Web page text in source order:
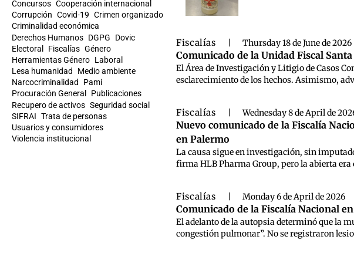
Concursos Cooperación internacional
Corrupción Covid-19 Crimen organizado
Criminalidad económica
Derechos Humanos DGPG
Dovic
Electoral
Fiscalías Género
Herramientas Género Laboral
Lesa humanidad
Medio ambiente
Narcocriminalidad
Pami
Procuración General
Publicaciones
Recupero de activos Seguridad social
SIFRAI Trata de personas
Usuarios y consumidores
Violencia institucional
Fiscalías Thursday 18 de June de 2026
Comunicado de la Unidad Fiscal
El Área de Investigación y Litigio de Casos
esclarecimiento de los hechos. Asimismo,
Fiscalías Wednesday 8 de April de
Nuevo comunicado de la Fiscalía
en Palermo
La causa sigue en investigación, sin
firma HLB Pharma Group, pero la abierta era
Fiscalías Monday 6 de April de 2026
Comunicado de la Fiscalía Nacional
El adelanto de la autopsia determinó que la
congestión pulmonar”. No se registraron